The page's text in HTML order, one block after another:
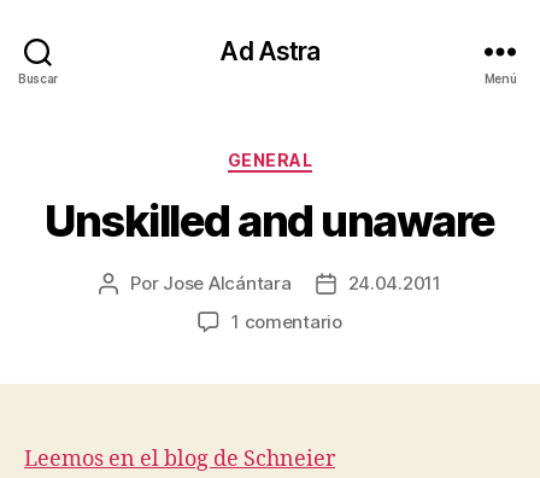
Buscar
Ad Astra
Menú
Categorías
GENERAL
Unskilled and unaware
Autor
Por Jose Alcántara
Fecha
de
24.04.2011
1 comentarioen
Leemos en el blog de Schneier